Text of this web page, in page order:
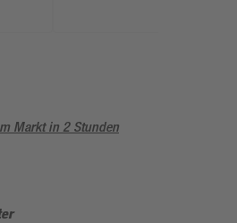
Markt in 2 Stunden